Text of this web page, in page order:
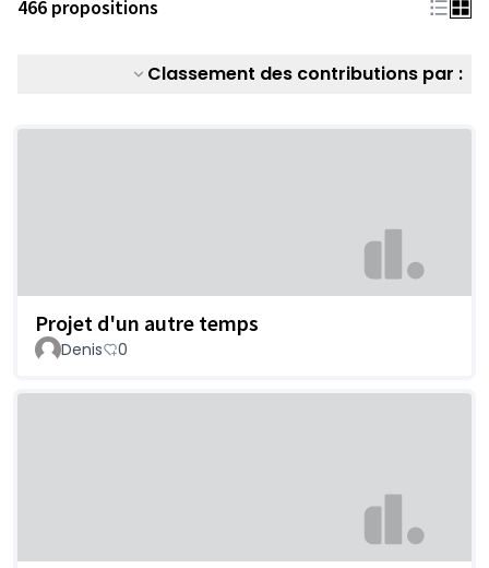
466 propositions
Classement des contributions par :
Projet d'un autre temps
Denis 0